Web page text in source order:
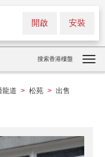
安裝
開啟
搜索香港樓盤
龍道 > 松苑 > 出售